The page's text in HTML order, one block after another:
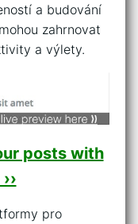
a budování⁣
zahrnovat‍
a výlety.
posts with
pro